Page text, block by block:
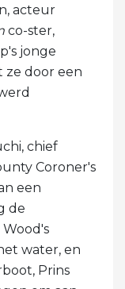
acteur
co-ster,
jonge
ze door een
chief
Coroner's
een
de
water, en
Prins